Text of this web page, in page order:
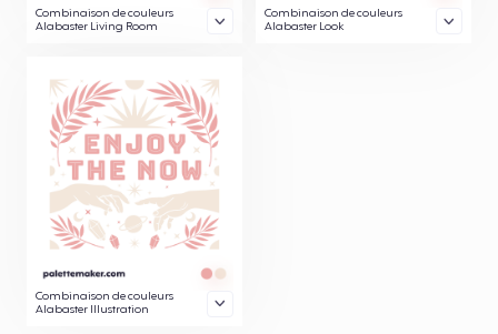
Combinaison de couleurs
Alabaster Living Room
Combinaison de couleurs
Alabaster Look
Combinaison de couleurs
Alabaster Illustration